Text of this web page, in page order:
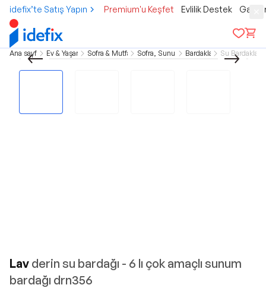
idefix’te Satış Yapın Premium'u Keşfet Evlilik Destek
Ana sayfa Ev & Yaşam Sofra & Mutfak Sofra, Sunum Bardaklar Su Bardakları
Lav derin su bardağı - 6 lı çok amaçlı sunum
bardağı drn356